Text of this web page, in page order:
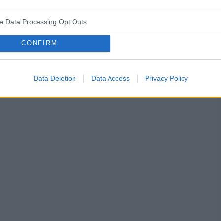
Data Processing Opt Outs
CONFIRM
Data Deletion Data Access Privacy Policy
macicy